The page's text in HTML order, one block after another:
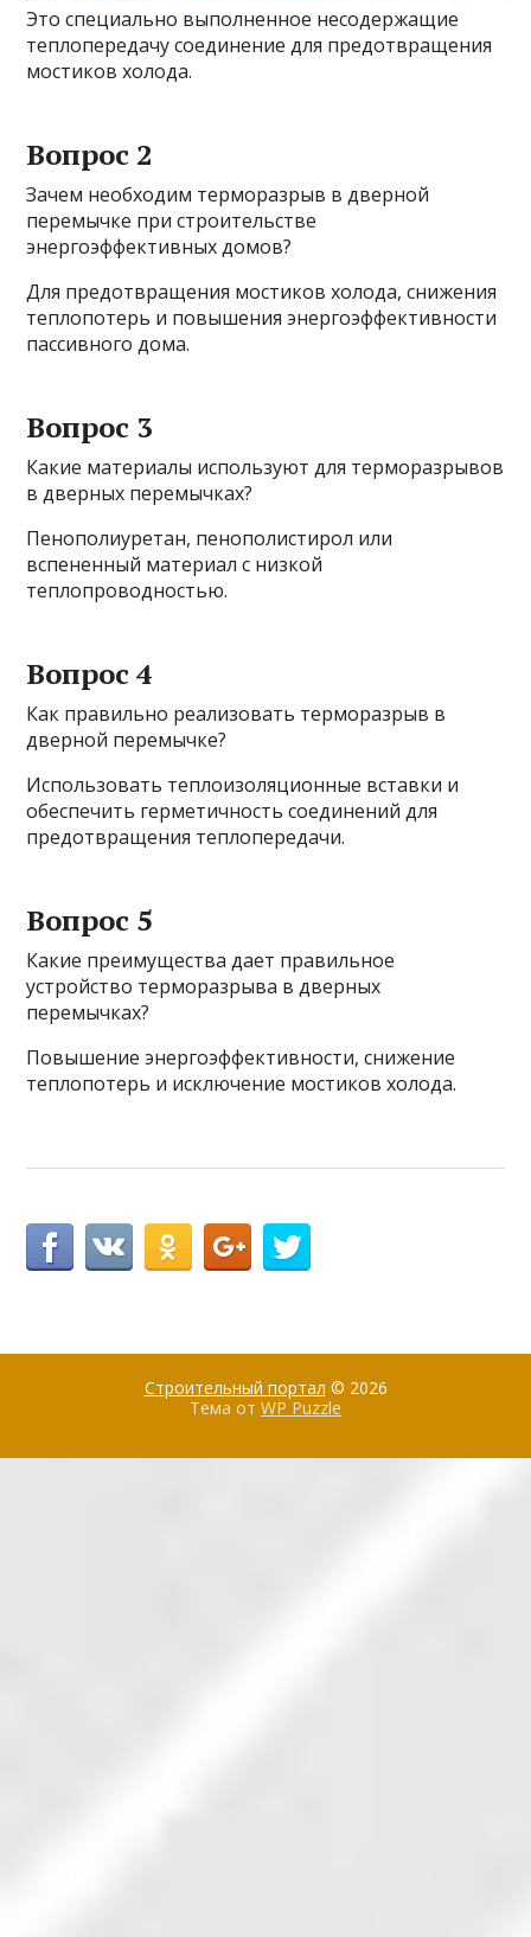
Это специально выполненное несодержащие
теплопередачу соединение для предотвращения
мостиков холода.
Вопрос 2
Зачем необходим терморазрыв в дверной
перемычке при строительстве
энергоэффективных домов?
Для предотвращения мостиков холода, снижения
теплопотерь и повышения энергоэффективности
пассивного дома.
Вопрос 3
Какие материалы используют для терморазрывов
в дверных перемычках?
Пенополиуретан, пенополистирол или
вспененный материал с низкой
теплопроводностью.
Вопрос 4
Как правильно реализовать терморазрыв в
дверной перемычке?
Использовать теплоизоляционные вставки и
обеспечить герметичность соединений для
предотвращения теплопередачи.
Вопрос 5
Какие преимущества дает правильное
устройство терморазрыва в дверных
перемычках?
Повышение энергоэффективности, снижение
теплопотерь и исключение мостиков холода.
Строительный портал © 2026
Тема от WP Puzzle